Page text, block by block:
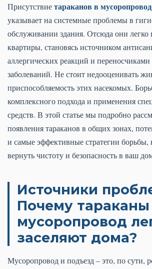
Присутствиетараканов в
указывает на системные проблемы в
обслуживании здания. Отсюда они
квартиры, становясь источником
аллергических реакций и
заболеваний. Не стоит недооценивать
приспособляемость этих насекомых.
комплексного подхода и применения
средств. В этой статье мы подробно
появления тараканов в общих зонах,
и самые эффективные стратегии борьбы,
вернуть чистоту и безопасность в ваш
Источники
Почему тараканы
мусоропровод
заселяют дома?
Мусоропровод и подъезд – это, по сути,